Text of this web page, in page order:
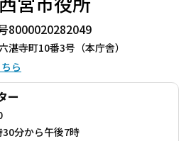
8000020282049
寺町10番3号（本庁舎）
ら
ー
分から午後7時